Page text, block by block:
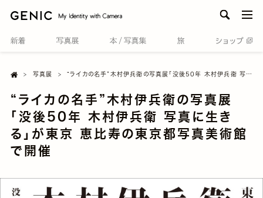
 Home写真展 “ライカの名手”木村伊兵衛の写真展「没後50年 木村伊兵衛 写真に生きる」が東京 恵比寿の東京都写真美術館で開催
“ライカの名手”木村伊兵衛の写真展
「没後50年 木村伊兵衛 写真に生き
る」が東京 恵比寿の東京都写真美術館
で開催